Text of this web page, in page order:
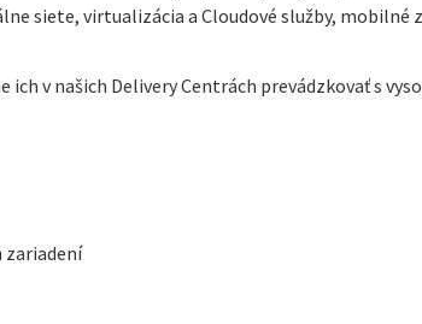
siete, virtualizácia a Cloudové služby,
v našich Delivery Centrách prevádzkovať s
zariadení